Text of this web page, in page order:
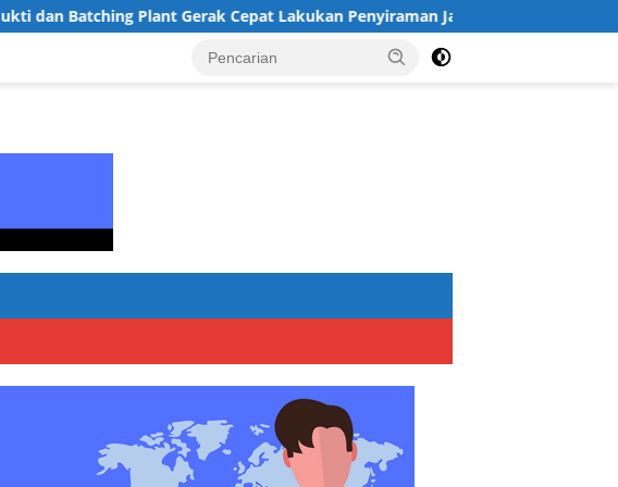
Plant Gerak Cepat Lakukan Penyiraman Jalan Tegal Danas Darurat Debu